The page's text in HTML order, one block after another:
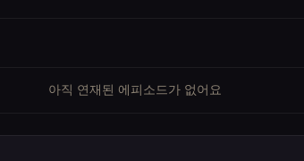
아직 연재된 에피소드가 없어요